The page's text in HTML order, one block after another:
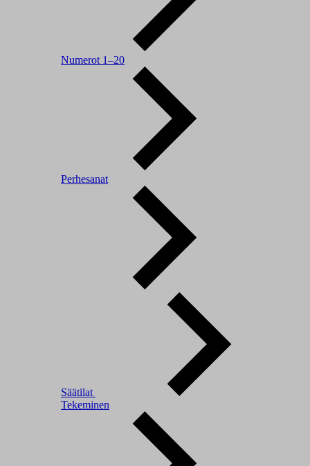
Numerot 1–20
Perhesanat
Säätilat
Tekeminen